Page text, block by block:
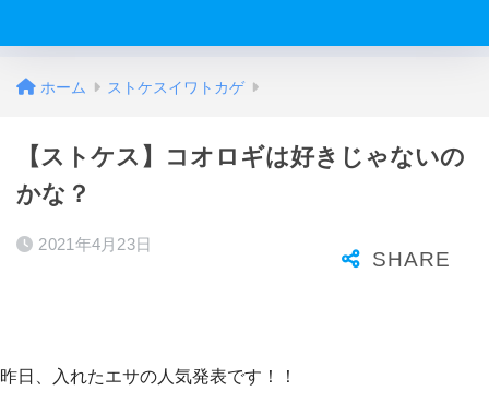
ホーム ストケスイワトカゲ
【ストケス】コオロギは好きじゃないの
かな？
2021年4月23日
昨日、入れたエサの人気発表です！！